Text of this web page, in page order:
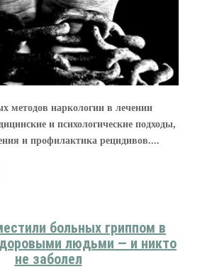
методов наркологии в лечении
и психологические подходы,
и профилактика рецидивов....
больных гриппом в
людьми — и никто
не заболел